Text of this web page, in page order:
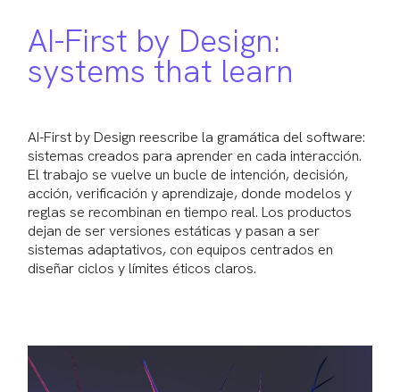
AI-First by Design:
systems that learn
AI-First by Design reescribe la gramática del software:
sistemas creados para aprender en cada interacción.
El trabajo se vuelve un bucle de intención, decisión,
acción, verificación y aprendizaje, donde modelos y
reglas se recombinan en tiempo real. Los productos
dejan de ser versiones estáticas y pasan a ser
sistemas adaptativos, con equipos centrados en
diseñar ciclos y límites éticos claros.